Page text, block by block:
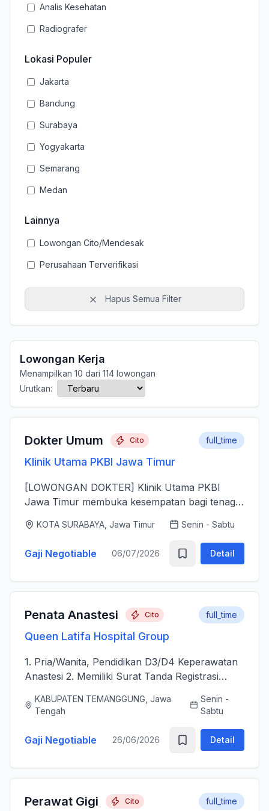
Analis Kesehatan
Radiografer
Lokasi Populer
Jakarta
Bandung
Surabaya
Yogyakarta
Semarang
Medan
Lainnya
Lowongan Cito/Mendesak
Perusahaan Terverifikasi
Hapus Semua Filter
Lowongan Kerja
Menampilkan 10 dari 114 lowongan
Urutkan:
Dokter Umum Cito
Klinik Utama PKBI Jawa Timur
full_time
[LOWONGAN DOKTER] Klinik Utama PKBI
Jawa Timur membuka kesempatan bagi tenaga
memberikan layanan kesehatan bagi
masyarakat. Kami mencari dokter yang memiliki
k...
KOTA SURABAYA, Jawa Timur Senin - Sabtu
Gaji Negotiable 06/07/2026 Detail
Penata Anastesi Cito
Queen Latifa Hospital Group
full_time
1. Pria/Wanita, Pendidikan D3/D4 Keperawatan
Anastesi 2. Memiliki Surat Tanda Registrasi
kepenataan anestesi sebelum, selama, dan
sesudah Tindakan Operasi 3....
KABUPATEN TEMANGGUNG, Jawa
Tengah
Senin -
Sabtu
Gaji Negotiable 26/06/2026 Detail
Perawat Gigi Cito full_time